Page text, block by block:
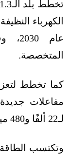
الكهرباء
عام
المتخصصة.
كما تخطط
لـ22 ألفًا و480 ميغاواط بنهاية العقد الحالي.
وتكتسب